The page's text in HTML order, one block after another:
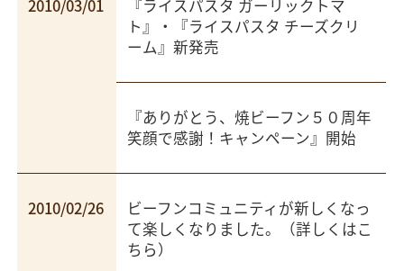
2010/03/01 『ライスパスタ ガーリックトマ
ト』・『ライスパスタ チーズクリ
ーム』新発売
『ありがとう、焼ビーフン５０周年
笑顔で感謝！キャンペーン』開始
2010/02/26
ビーフンコミュニティが新しくなっ
て楽しくなりました。（詳しくはこ
ちら）